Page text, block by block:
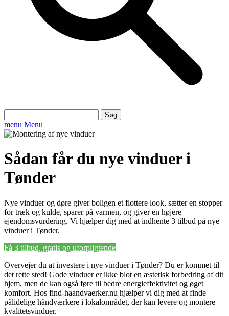
efter:
menu Menu
Sådan får du nye vinduer i
Tønder
Nye vinduer og døre giver boligen et flottere look, sætter en stopper
for træk og kulde, sparer på varmen, og giver en højere
ejendomsvurdering. Vi hjælper dig med at indhente 3 tilbud på nye
vinduer i Tønder.
Få 3 tilbud, gratis og uforpligtende
Overvejer du at investere i nye vinduer i Tønder? Du er kommet til
det rette sted! Gode vinduer er ikke blot en æstetisk forbedring af dit
hjem, men de kan også føre til bedre energieffektivitet og øget
komfort. Hos find-haandvaerker.nu hjælper vi dig med at finde
pålidelige håndværkere i lokalområdet, der kan levere og montere
kvalitetsvinduer.